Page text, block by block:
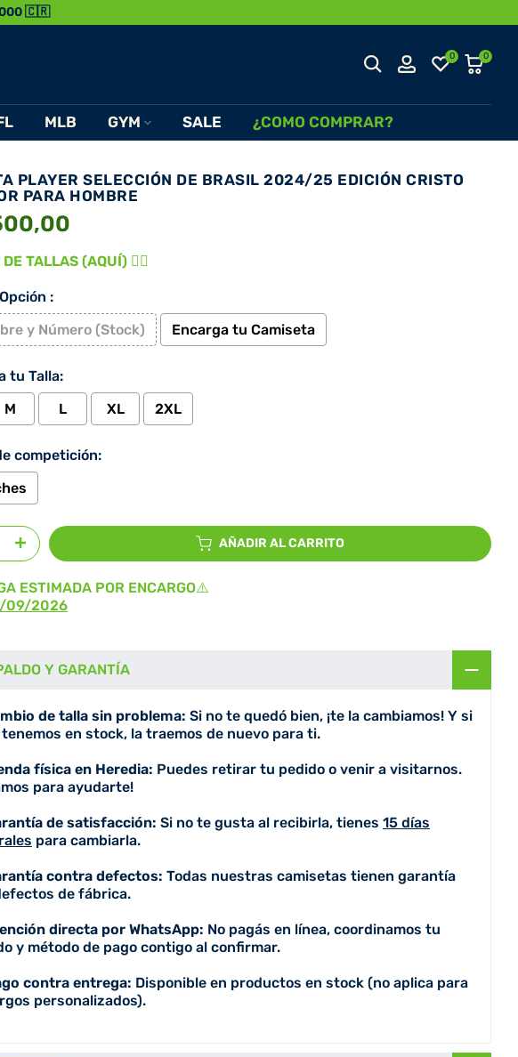
🇨🇷
0 0
MLB GYM SALE ¿COMO COMPRAR?
PLAYER SELECCIÓN DE BRASIL 2024/25 EDICIÓN CRISTO
PARA HOMBRE
DE TALLAS (AQUÍ) 👈🏾
:
y Número (Stock)
Encarga tu Camiseta
tu Talla:
M L XL 2XL
competición:
AÑADIR AL CARRITO
ESTIMADA POR ENCARGO⚠️
09/2026
Y GARANTÍA
de talla sin problema: Si no te quedó bien, ¡te la cambiamos! Y si
tenemos en stock, la traemos de nuevo para ti.
física en Heredia: Puedes retirar tu pedido o venir a visitarnos.
para ayudarte!
de satisfacción: Si no te gusta al recibirla, tienes 15 días
para cambiarla.
contra defectos: Todas nuestras camisetas tienen garantía
de fábrica.
directa por WhatsApp: No pagás en línea, coordinamos tu
y método de pago contigo al confirmar.
contra entrega: Disponible en productos en stock (no aplica para
personalizados).